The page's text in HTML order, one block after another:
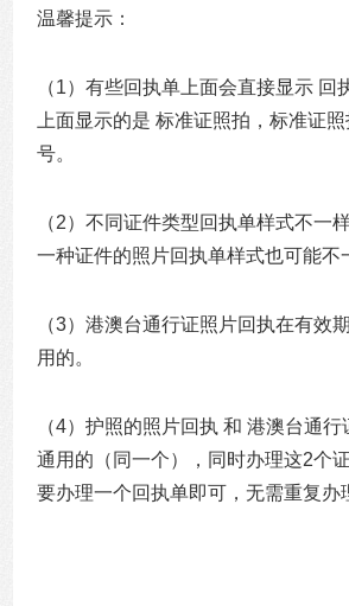
温馨提示：
（1）有些回执单上面会直接显示 回
上面显示的是 标准证照拍，标准证
号。
（2）不同证件类型回执单样式不一
一种证件的照片回执单样式也可能不
（3）港澳台通行证照片回执在有效
用的。
（4）护照的照片回执 和 港澳台通
通用的（同一个），同时办理这2个
要办理一个回执单即可，无需重复办